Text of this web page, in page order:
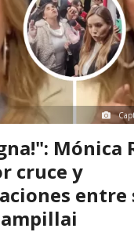
Mónica
cruce y
entre